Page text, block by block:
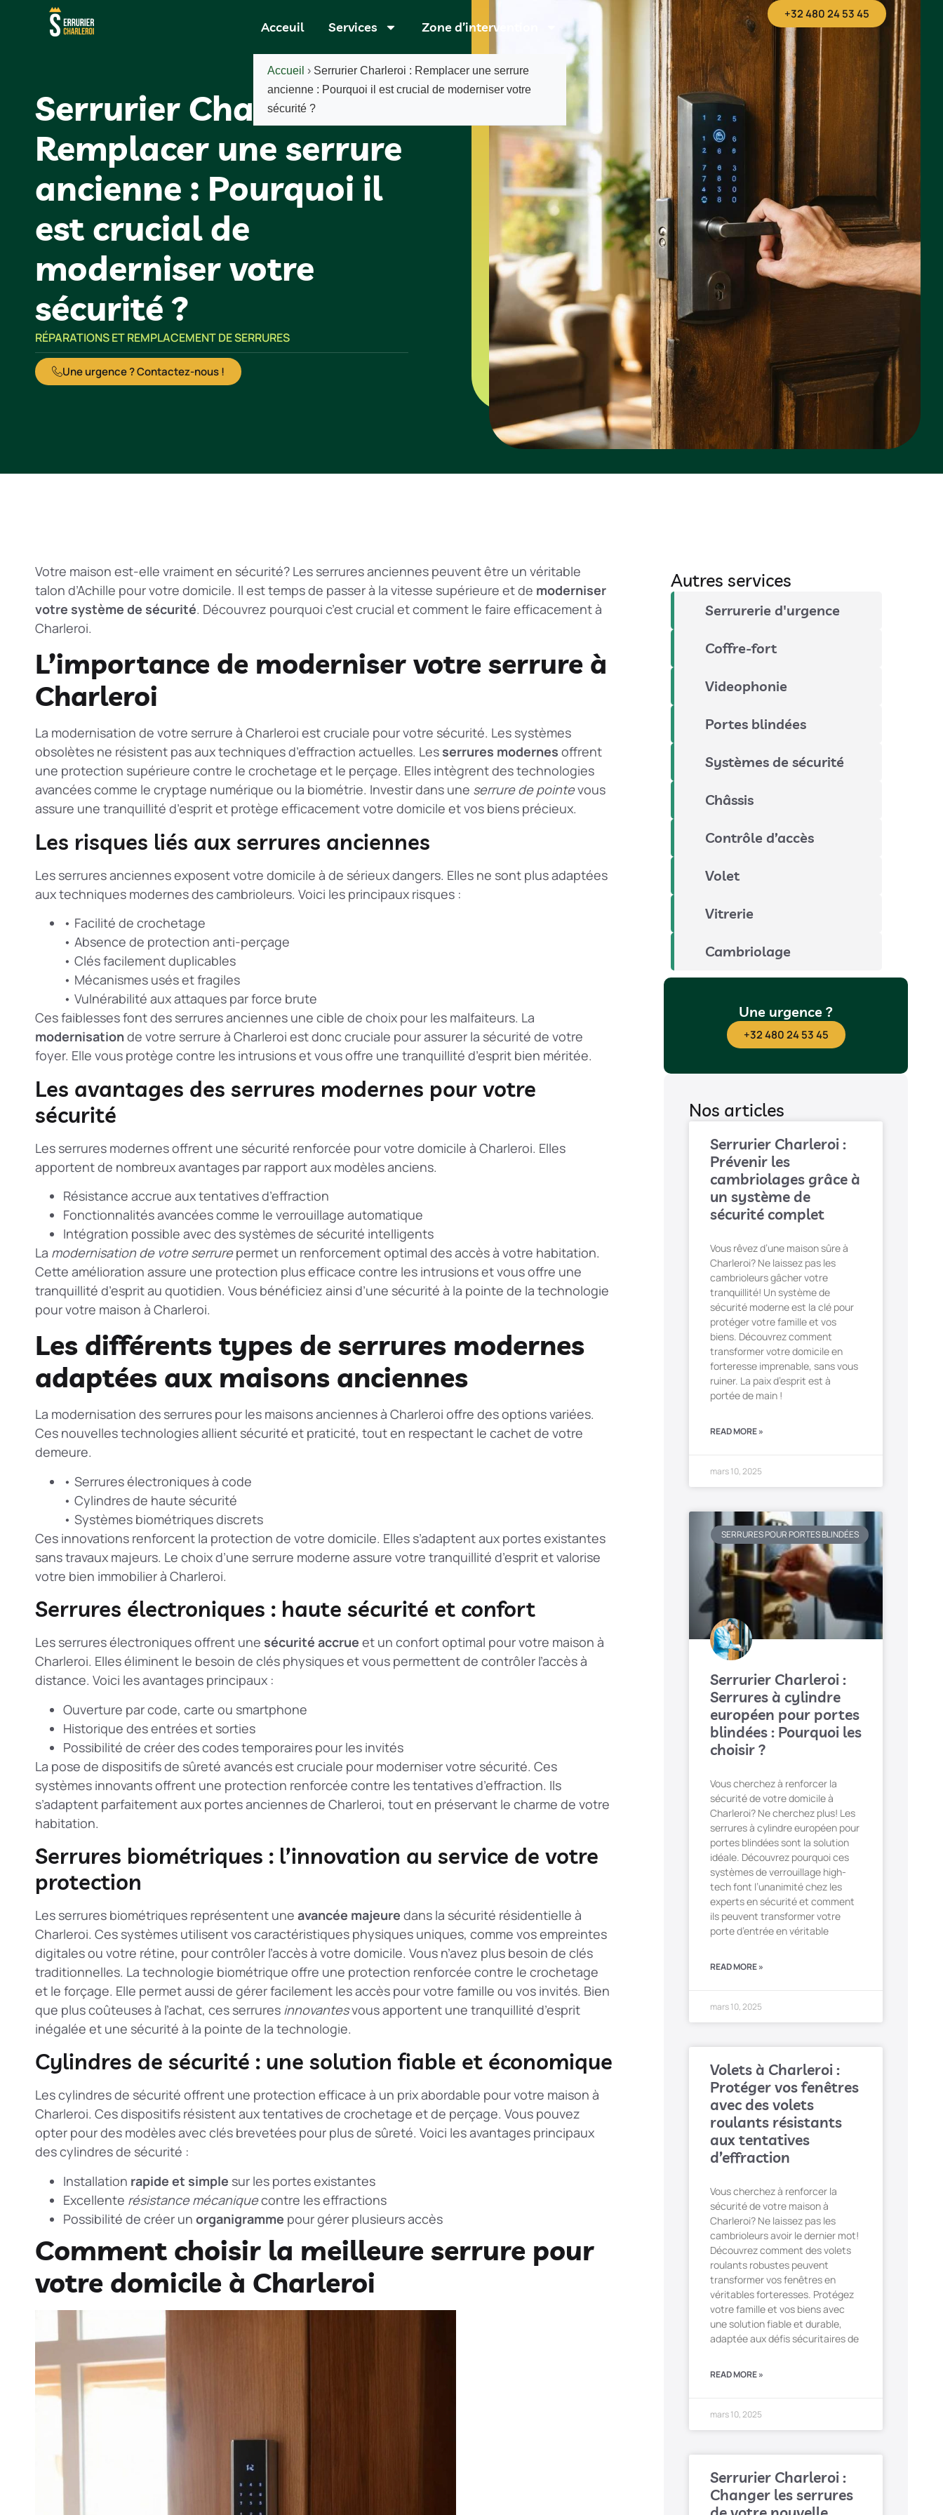
Serrurier Charleroi :
Remplacer une serrure
ancienne : Pourquoi il
est crucial de
moderniser votre
sécurité ?
RÉPARATIONS ET REMPLACEMENT DE SERRURES
Une urgence ? Contactez-nous !
Votre maison est-elle vraiment en sécurité? Les serrures anciennes peuvent être un véritable
talon d’Achille pour votre domicile. Il est temps de passer à la vitesse supérieure et de moderniser
votre système de sécurité. Découvrez pourquoi c’est crucial et comment le faire efficacement à
Charleroi.
L’importance de moderniser votre serrure à
Charleroi
La modernisation de votre serrure à Charleroi est cruciale pour votre sécurité. Les systèmes
obsolètes ne résistent pas aux techniques d’effraction actuelles. Les serrures modernes offrent
une protection supérieure contre le crochetage et le perçage. Elles intègrent des technologies
avancées comme le cryptage numérique ou la biométrie. Investir dans une serrure de pointevous
assure une tranquillité d’esprit et protège efficacement votre domicile et vos biens précieux.
Les risques liés aux serrures anciennes
Les serrures anciennes exposent votre domicile à de sérieux dangers. Elles ne sont plus adaptées
aux techniques modernes des cambrioleurs. Voici les principaux risques :
• Facilité de crochetage
• Absence de protection anti-perçage
• Clés facilement duplicables
• Mécanismes usés et fragiles
• Vulnérabilité aux attaques par force brute
Ces faiblesses font des serrures anciennes une cible de choix pour les malfaiteurs. La
modernisationde votre serrure à Charleroi est donc cruciale pour assurer la sécurité de votre
foyer. Elle vous protège contre les intrusions et vous offre une tranquillité d’esprit bien méritée.
Les avantages des serrures modernes pour votre
sécurité
Les serrures modernes offrent une sécurité renforcée pour votre domicile à Charleroi. Elles
apportent de nombreux avantages par rapport aux modèles anciens.
Résistance accrue aux tentatives d’effraction
Fonctionnalités avancées comme le verrouillage automatique
Intégration possible avec des systèmes de sécurité intelligents
La modernisation de votre serrurepermet un renforcement optimal des accèsà votre habitation.
Cette amélioration assure une protection plus efficace contre les intrusions et vous offre une
tranquillité d’esprit au quotidien. Vous bénéficiez ainsi d’une sécurité à la pointe de la technologie
pour votre maison à Charleroi.
Les différents types de serrures modernes
adaptées aux maisons anciennes
La modernisation des serrures pour les maisons anciennes à Charleroi offre des options variées.
Ces nouvelles technologies allient sécurité et praticité, tout en respectant le cachet de votre
demeure.
• Serrures électroniques à code
• Cylindres de haute sécurité
• Systèmes biométriques discrets
Ces innovations renforcent la protection de votre domicile. Elles s’adaptent aux portes existantes
sans travaux majeurs. Le choix d’une serrure moderne assure votre tranquillité d’esprit et valorise
votre bien immobilier à Charleroi.
Serrures électroniques : haute sécurité et confort
Les serrures électroniques offrent une sécurité accrue et un confort optimal pour votre maison à
Charleroi. Elles éliminent le besoin de clés physiques et vous permettent de contrôler l’accès à
distance. Voici les avantages principaux :
Ouverture par code, carte ou smartphone
Historique des entrées et sorties
Possibilité de créer des codes temporaires pour les invités
La pose de dispositifs de sûreté avancésest cruciale pour moderniser votre sécurité. Ces
systèmes innovants offrent une protection renforcée contre les tentatives d’effraction. Ils
s’adaptent parfaitement aux portes anciennes de Charleroi, tout en préservant le charme de votre
habitation.
Serrures biométriques : l’innovation au service de votre
protection
Les serrures biométriques représentent une avancée majeure dans la sécurité résidentielle à
Charleroi. Ces systèmes utilisent vos caractéristiques physiques uniques, comme vos empreintes
digitales ou votre rétine, pour contrôler l’accès à votre domicile. Vous n’avez plus besoin de clés
traditionnelles. La technologie biométrique offre une protection renforcée contre le crochetage
et le forçage. Elle permet aussi de gérer facilement les accès pour votre famille ou vos invités. Bien
que plus coûteuses à l’achat, ces serrures innovantesvous apportent une tranquillité d’esprit
inégalée et une sécurité à la pointe de la technologie.
Cylindres de sécurité : une solution fiable et économique
Les cylindres de sécurité offrent une protection efficace à un prix abordable pour votre maison à
Charleroi. Ces dispositifs résistent aux tentatives de crochetage et de perçage. Vous pouvez
opter pour des modèles avec clés brevetées pour plus de sûreté. Voici les avantages principaux
des cylindres de sécurité :
Installation rapide et simple sur les portes existantes
Excellente résistance mécaniquecontre les effractions
Possibilité de créer un organigramme pour gérer plusieurs accès
Comment choisir la meilleure serrure pour
votre domicile à Charleroi
Autres services
Serrurerie d'urgence
Coffre-fort
Videophonie
Portes blindées
Systèmes de sécurité
Châssis
Contrôle d’accès
Volet
Vitrerie
Cambriolage
Une urgence ?
+32 480 24 53 45
Nos articles
Serrurier Charleroi :
Prévenir les
cambriolages grâce à
un système de
sécurité complet
Vous rêvez d’une maison sûre à
Charleroi? Ne laissez pas les
cambrioleurs gâcher votre
tranquillité! Un système de
sécurité moderne est la clé pour
protéger votre famille et vos
biens. Découvrez comment
transformer votre domicile en
forteresse imprenable, sans vous
ruiner. La paix d’esprit est à
portée de main !
READ MORE »
mars 10, 2025
SERRURES POUR PORTES BLINDÉES
Serrurier Charleroi :
Serrures à cylindre
européen pour portes
blindées : Pourquoi les
choisir ?
Vous cherchez à renforcer la
sécurité de votre domicile à
Charleroi? Ne cherchez plus! Les
serrures à cylindre européen pour
portes blindées sont la solution
idéale. Découvrez pourquoi ces
systèmes de verrouillage high-
tech font l’unanimité chez les
experts en sécurité et comment
ils peuvent transformer votre
porte d’entrée en véritable
READ MORE »
mars 10, 2025
Volets à Charleroi :
Protéger vos fenêtres
avec des volets
roulants résistants
aux tentatives
d’effraction
Vous cherchez à renforcer la
sécurité de votre maison à
Charleroi? Ne laissez pas les
cambrioleurs avoir le dernier mot!
Découvrez comment des volets
roulants robustes peuvent
transformer vos fenêtres en
véritables forteresses. Protégez
votre famille et vos biens avec
une solution fiable et durable,
adaptée aux défis sécuritaires de
READ MORE »
mars 10, 2025
Serrurier Charleroi :
Changer les serrures
Acceuil Services Zone d’intervention
Accueil › Serrurier Charleroi : Remplacer une serrure
ancienne : Pourquoi il est crucial de moderniser votre
sécurité ?
+32 480 24 53 45